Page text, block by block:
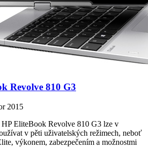
Revolve 810 G3
2015
EliteBook Revolve 810 G3 lze v
v pěti uživatelských režimech, neboť
výkonem, zabezpečením a možnostmi